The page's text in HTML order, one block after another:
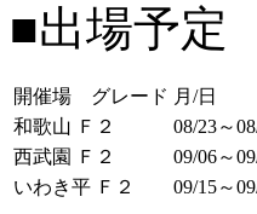
■出場予定
開催場 グレード 月/日
和歌山 Ｆ２
08/23～
西武園 Ｆ２
09/06～
いわき平 Ｆ２
09/15～